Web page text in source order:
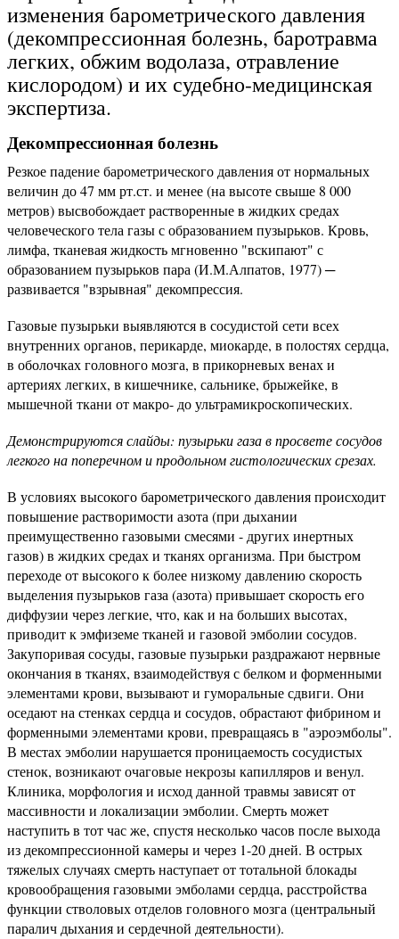
изменения барометрического давления
(декомпрессионная болезнь, баротравма
легких, обжим водолаза, отравление
кислородом) и их судебно-медицинская
экспертиза.
Декомпрессионная болезнь
Резкое падение барометрического давления от нормальных
величин до 47 мм рт.ст. и менее (на высоте свыше 8 000
метров) высвобождает растворенные в жидких средах
человеческого тела газы с образованием пузырьков. Кровь,
лимфа, тканевая жидкость мгновенно "вскипают" с
образованием пузырьков пара (И.М.Алпатов, 1977) ─
развивается "взрывная" декомпрессия.
Газовые пузырьки выявляются в сосудистой сети всех
внутренних органов, перикарде, миокарде, в полостях сердца,
в оболочках головного мозга, в прикорневых венах и
артериях легких, в кишечнике, сальнике, брыжейке, в
мышечной ткани от макро- до ультрамикроскопических.
Демонстрируются слайды: пузырьки газа в просвете сосудов
легкого на поперечном и продольном гистологических срезах.
В условиях высокого барометрического давления происходит
повышение растворимости азота (при дыхании
преимущественно газовыми смесями - других инертных
газов) в жидких средах и тканях организма. При быстром
переходе от высокого к более низкому давлению скорость
выделения пузырьков газа (азота) привышает скорость его
диффузии через легкие, что, как и на больших высотах,
приводит к эмфиземе тканей и газовой эмболии сосудов.
Закупоривая сосуды, газовые пузырьки раздражают нервные
окончания в тканях, взаимодействуя с белком и форменными
элементами крови, вызывают и гуморальные сдвиги. Они
оседают на стенках сердца и сосудов, обрастают фибрином и
форменными элементами крови, превращаясь в "аэроэмболы".
В местах эмболии нарушается проницаемость сосудистых
стенок, возникают очаговые некрозы капилляров и венул.
Клиника, морфология и исход данной травмы зависят от
массивности и локализации эмболии. Смерть может
наступить в тот час же, спустя несколько часов после выхода
из декомпрессионной камеры и через 1-20 дней. В острых
тяжелых случаях смерть наступает от тотальной блокады
кровообращения газовыми эмболами сердца, расстройства
функции стволовых отделов головного мозга (центральный
паралич дыхания и сердечной деятельности).